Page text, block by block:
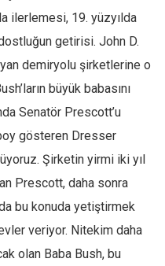
ilerlemesi, 19. yüzyılda
getirisi. John D.
demiryolu şirketlerine o
büyük babasını
Senatör Prescott’u
gösteren Dresser
Şirketin yirmi iki yıl
Prescott, daha sonra
bu konuda yetiştirmek
veriyor. Nitekim daha
olan Baba Bush, bu